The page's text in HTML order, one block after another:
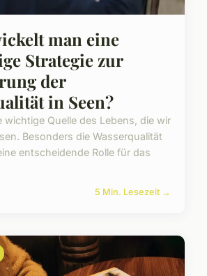
man eine
Strategie zur
der
in Seen?
wichtige Quelle des Lebens, die wir
Besonders die Wasserqualität
entscheidende Rolle für das
5 Min. Lesezeit →